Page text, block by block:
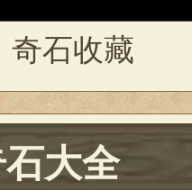
奇石收藏
大全